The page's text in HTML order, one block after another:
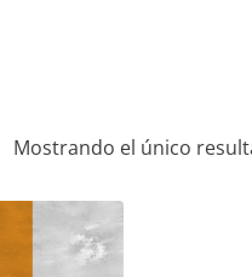
Mostrando el único